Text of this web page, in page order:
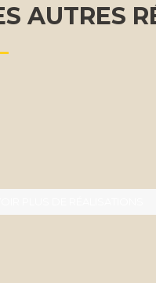
AUTRES